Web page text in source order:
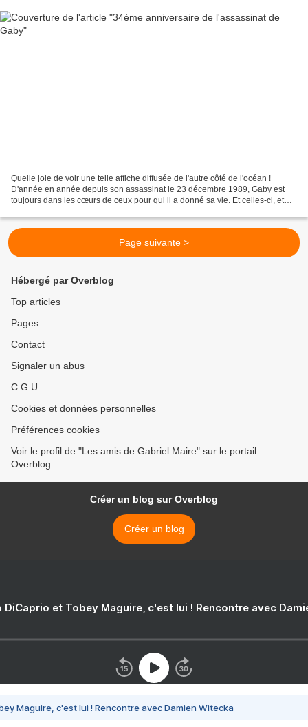
Quelle joie de voir une telle affiche diffusée de l'autre côté de l'océan !
D'année en année depuis son assassinat le 23 décembre 1989, Gaby est
toujours dans les cœurs de ceux pour qui il a donné sa vie. Et celles-ci, et
Page suivante >
Hébergé par Overblog
Top articles
Pages
Contact
Signaler un abus
C.G.U.
Cookies et données personnelles
Préférences cookies
Voir le profil de "Les amis de Gabriel Maire" sur le portail
Overblog
Créer un blog sur Overblog
Créer un blog
DiCaprio et Tobey Maguire, c'est lui ! Rencontre avec
Maguire, c'est lui ! Rencontre avec Damien Witecka